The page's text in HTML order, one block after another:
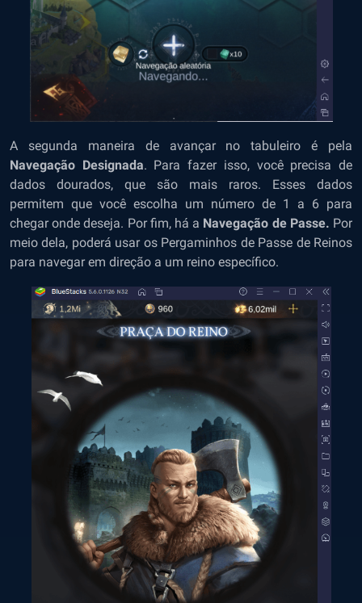
A segunda maneira de avançar no tabuleiro é pela
Navegação Designada. Para fazer isso, você precisa de
dados dourados, que são mais raros. Esses dados
permitem que você escolha um número de 1 a 6 para
chegar onde deseja. Por fim, há a Navegação de Passe. Por
meio dela, poderá usar os Pergaminhos de Passe de Reinos
para navegar em direção a um reino específico.